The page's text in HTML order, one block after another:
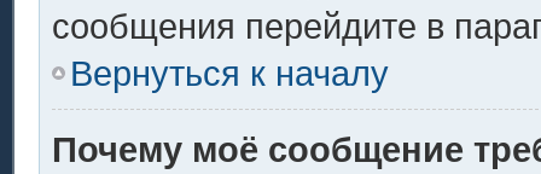
сообщения перейдите в
Вернуться к началу
Почему моё сообщение